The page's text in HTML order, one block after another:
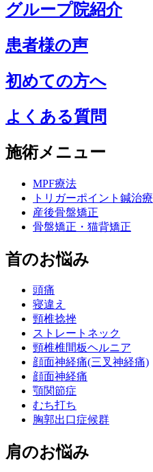
グループ院紹介
患者様の声
初めての方へ
よくある質問
施術メニュー
MPF療法
トリガーポイント鍼治療
産後骨盤矯正
骨盤矯正・猫背矯正
首のお悩み
頭痛
寝違え
頸椎捻挫
ストレートネック
頸椎椎間板ヘルニア
顔面神経痛(三叉神経痛)
顔面神経痛
顎関節症
むち打ち
胸郭出口症候群
肩のお悩み